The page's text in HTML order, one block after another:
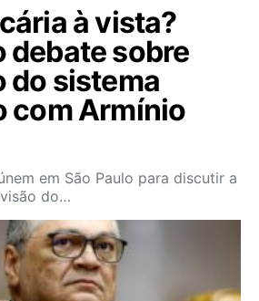
à vista?
debate sobre
do sistema
com Armínio
em São Paulo para discutir a
do…